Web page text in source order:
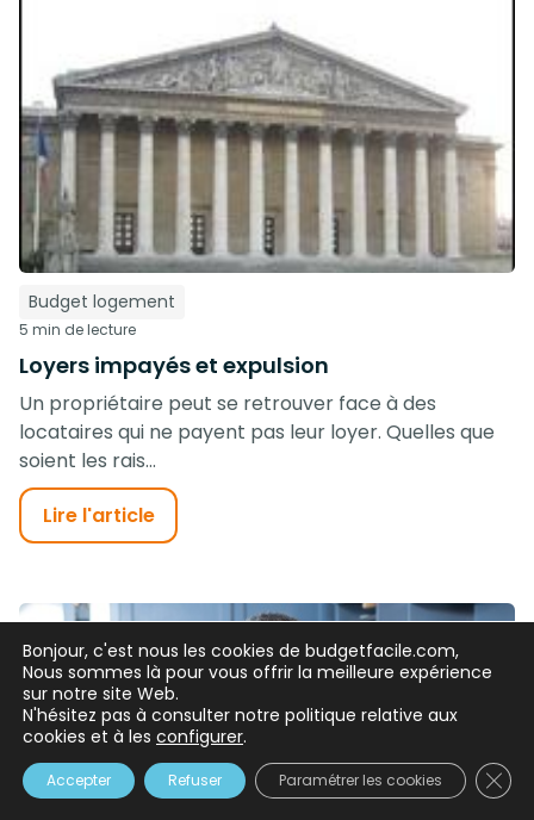
Budget logement
5 min de lecture
Loyers impayés et expulsion
Un propriétaire peut se retrouver face à des
locataires qui ne payent pas leur loyer. Quelles que
soient les rais...
Lire l'article
Bonjour, c'est nous les cookies de budgetfacile.com,
Nous sommes là pour vous offrir la meilleure expérience
sur notre site Web.
N'hésitez pas à consulter notre politique relative aux
cookies et à les configurer.
Accepter Refuser Paramétrer les cookies